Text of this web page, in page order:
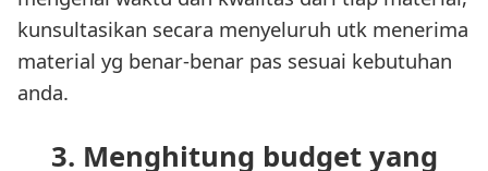
kunsultasikan secara menyeluruh utk menerima
material yg benar-benar pas sesuai kebutuhan
anda.
3. Menghitung budget yang